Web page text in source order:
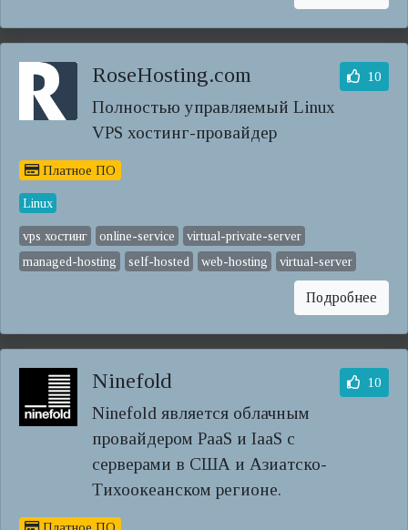
RoseHosting.com
Полностью управляемый Linux
VPS хостинг-провайдер
10
Платное ПО
Linux
vps хостинг online-service
virtual-private-server
managed-hosting
self-hosted web-hosting virtual-server
Подробнее
Ninefold
Ninefold является облачным
провайдером PaaS и IaaS с
серверами в США и Азиатско-
Тихоокеанском регионе.
10